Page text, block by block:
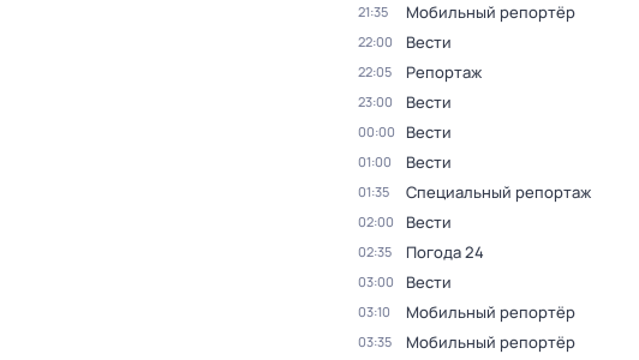
21:35 Мобильный репортёр
22:00 Вести
22:05 Репортаж
23:00 Вести
00:00 Вести
01:00 Вести
01:35 Специальный репортаж
02:00 Вести
02:35 Погода 24
03:00 Вести
03:10 Мобильный репортёр
03:35 Мобильный репортёр